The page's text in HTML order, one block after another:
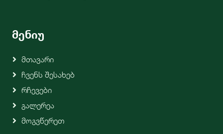
მენიუ
Მთავარი
Ჩვენს Შესახებ
Რჩევები
Გალერეა
Მოგვწერეთ